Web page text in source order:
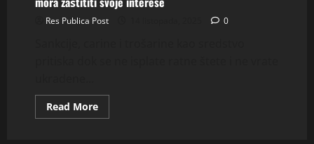
Res Publica Post 0
Read MoreRead
more